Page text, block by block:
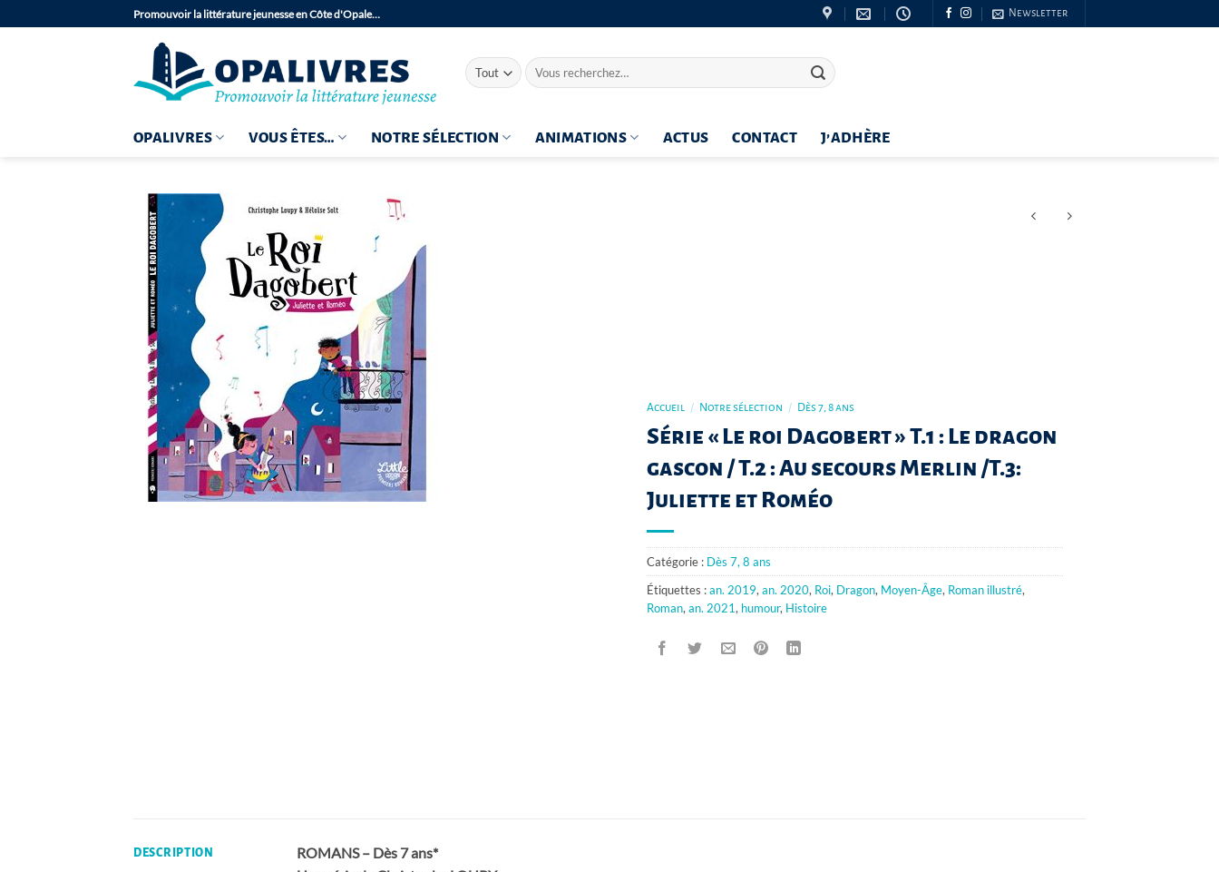
au
Promouvoir la littérature jeunesse en Côte d'Opale… Newsletter
Recherche
pour :
OPALIVRES VOUS ÊTES… NOTRE SÉLECTION ANIMATIONS ACTUS CONTACT J’ADHÈRE
Accueil / Notre sélection / Dès 7, 8 ans
Série « Le roi Dagobert » T.1 : Le dragon
gascon / T.2 : Au secours Merlin /T.3:
Juliette et Roméo
Catégorie : Dès 7, 8 ans
Étiquettes :an. 2019, an. 2020, Roi, Dragon, Moyen-Âge, Roman illustré,
Roman, an. 2021, humour, Histoire
DESCRIPTION
ROMANS – Dès 7 ans*